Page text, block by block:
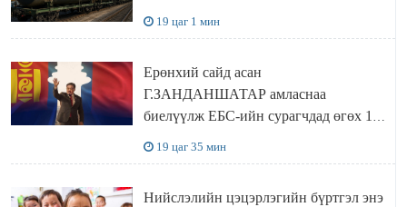
19 цаг 1 мин
Ерөнхий сайд асан
Г.ЗАНДАНШАТАР амласнаа
биелүүлж ЕБС-ийн сурагчдад өгөх 10.
19 цаг 35 мин
Нийслэлийн цэцэрлэгийн бүртгэл энэ